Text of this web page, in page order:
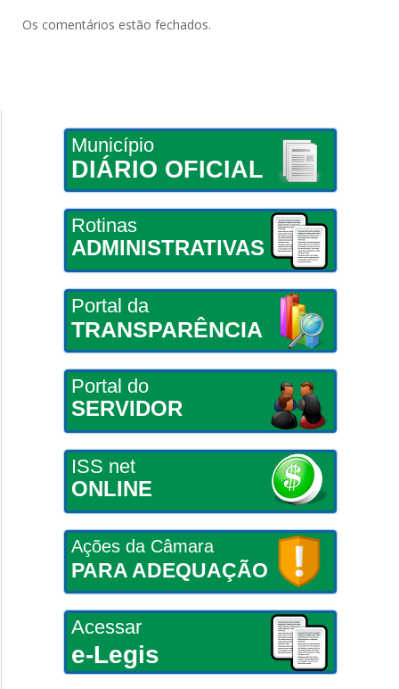
Os comentários estão fechados.
Município
DIÁRIO OFICIAL
Rotinas
ADMINISTRATIVAS
Portal da
TRANSPARÊNCIA
Portal do
SERVIDOR
ISS net
ONLINE
Ações da Câmara
PARA ADEQUAÇÃO
Acessar
e-Legis